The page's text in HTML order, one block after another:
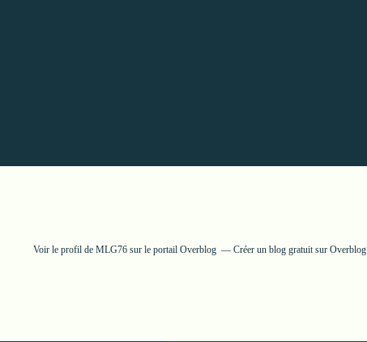
Voir le profil de MLG76 sur le portail Overblog Créer un blog gratuit sur Overblog